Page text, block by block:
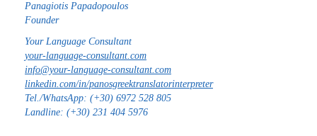
Panagiotis Papadopoulos
Founder
Your Language Consultant
your-language-consultant.com
info@your-language-consultant.com
linkedin.com/in/panosgreektranslatorinterpreter
Tel./WhatsApp: (+30) 6972 528 805
Landline: (+30) 231 404 5976